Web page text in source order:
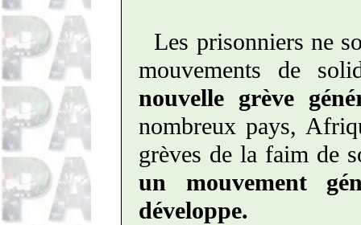
Les prisonniers ne
mouvements de
nouvelle grève
nombreux pays,
grèves de la faim de
un mouvement
développe.